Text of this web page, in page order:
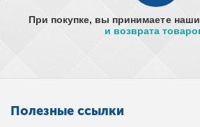
При покупке, вы принимаете наши
и возврата
Полезные ссылки